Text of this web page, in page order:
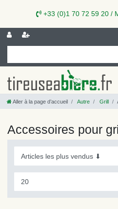
+33 (0)1 70 72 59 20 /
Aller à la page d’accueil Autre Grill
Accessoires pour